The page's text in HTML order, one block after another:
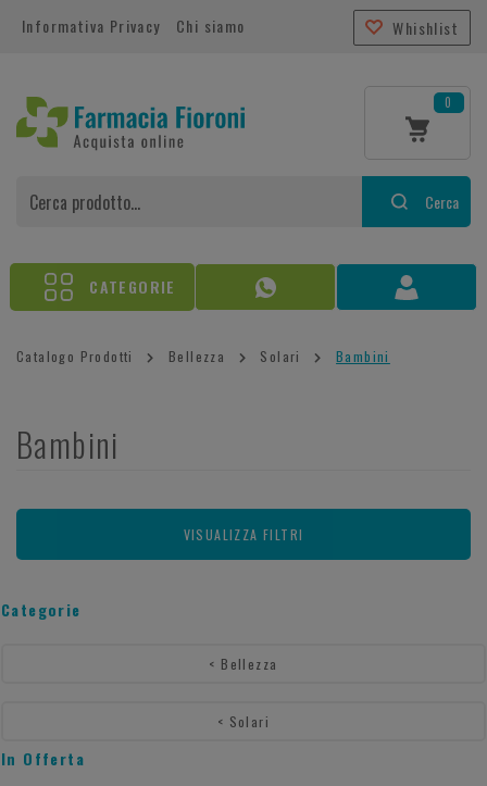
Informativa Privacy Chi siamo Whishlist
0
Cerca
CATEGORIE
Catalogo Prodotti Bellezza Solari Bambini
Bambini
VISUALIZZA FILTRI
Categorie
< Bellezza
< Solari
In Offerta